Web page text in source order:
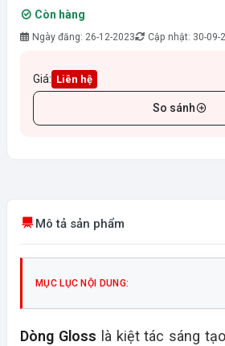
Còn hàng
Ngày đăng: 26-12-2023 Cập nhật: 30-09-
Giá: Liên hệ
So sánh
Mô tả sản phẩm
MỤC LỤC NỘI DUNG:
Dòng Gloss là kiệt tác sáng